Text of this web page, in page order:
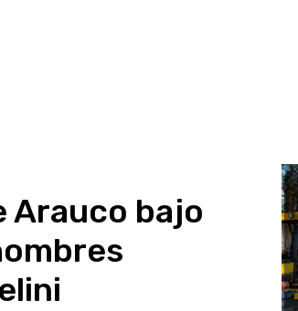
Arauco bajo